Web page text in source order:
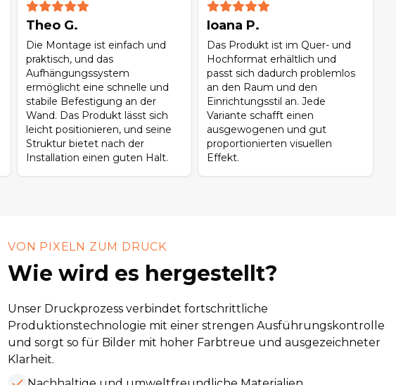
Theo G.
Die Montage ist einfach und
praktisch, und das
Aufhängungssystem
ermöglicht eine schnelle und
stabile Befestigung an der
Wand. Das Produkt lässt sich
leicht positionieren, und seine
Struktur bietet nach der
Installation einen guten Halt.
Ioana P.
Das Produkt ist im Quer- und
Hochformat erhältlich und
passt sich dadurch problemlos
an den Raum und den
Einrichtungsstil an. Jede
Variante schafft einen
ausgewogenen und gut
proportionierten visuellen
Effekt.
VON PIXELN ZUM DRUCK
Wie wird es hergestellt?
Unser Druckprozess verbindet fortschrittliche
Produktionstechnologie mit einer strengen Ausführungskontrolle
und sorgt so für Bilder mit hoher Farbtreue und ausgezeichneter
Klarheit.